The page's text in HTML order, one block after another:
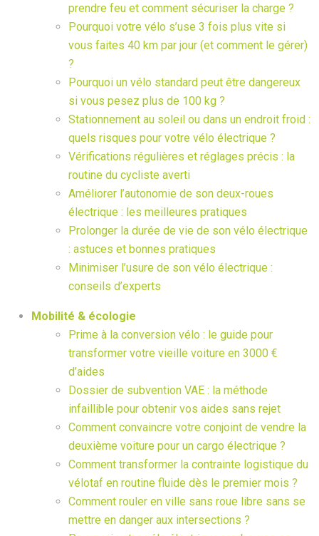
prendre feu et comment sécuriser la charge ?
Pourquoi votre vélo s’use 3 fois plus vite si
vous faites 40 km par jour (et comment le gérer)
?
Pourquoi un vélo standard peut être dangereux
si vous pesez plus de 100 kg ?
Stationnement au soleil ou dans un endroit froid :
quels risques pour votre vélo électrique ?
Vérifications régulières et réglages précis : la
routine du cycliste averti
Améliorer l’autonomie de son deux-roues
électrique : les meilleures pratiques
Prolonger la durée de vie de son vélo électrique
: astuces et bonnes pratiques
Minimiser l’usure de son vélo électrique :
conseils d’experts
Mobilité & écologie
Prime à la conversion vélo : le guide pour
transformer votre vieille voiture en 3000 €
d’aides
Dossier de subvention VAE : la méthode
infaillible pour obtenir vos aides sans rejet
Comment convaincre votre conjoint de vendre la
deuxième voiture pour un cargo électrique ?
Comment transformer la contrainte logistique du
vélotaf en routine fluide dès le premier mois ?
Comment rouler en ville sans roue libre sans se
mettre en danger aux intersections ?